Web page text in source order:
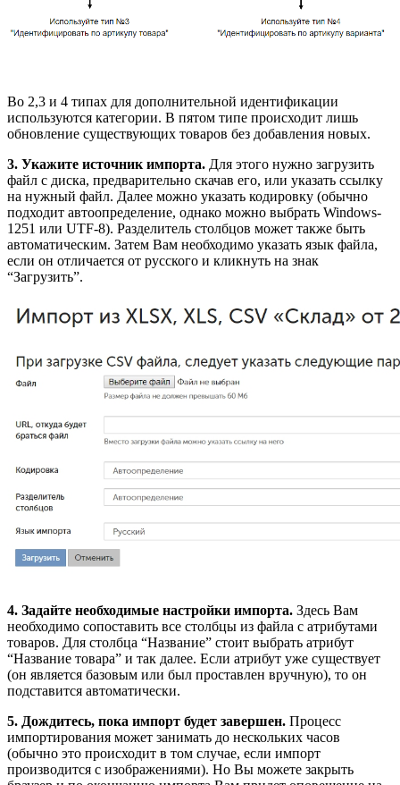
Во 2,3 и 4 типах для дополнительной идентификации
используются категории. В пятом типе происходит лишь
обновление существующих товаров без добавления новых.
3. Укажите источник импорта. Для этого нужно загрузить
файл с диска, предварительно скачав его, или указать ссылку
на нужный файл. Далее можно указать кодировку (обычно
подходит автоопределение, однако можно выбрать Windows-
1251 или UTF-8). Разделитель столбцов может также быть
автоматическим. Затем Вам необходимо указать язык файла,
если он отличается от русского и кликнуть на знак
“Загрузить”.
4. Задайте необходимые настройки импорта. Здесь Вам
необходимо сопоставить все столбцы из файла с атрибутами
товаров. Для столбца “Название” стоит выбрать атрибут
“Название товара” и так далее. Если атрибут уже существует
(он является базовым или был проставлен вручную), то он
подставится автоматически.
5. Дождитесь, пока импорт будет завершен. Процесс
импортирования может занимать до нескольких часов
(обычно это происходит в том случае, если импорт
производится с изображениями). Но Вы можете закрыть